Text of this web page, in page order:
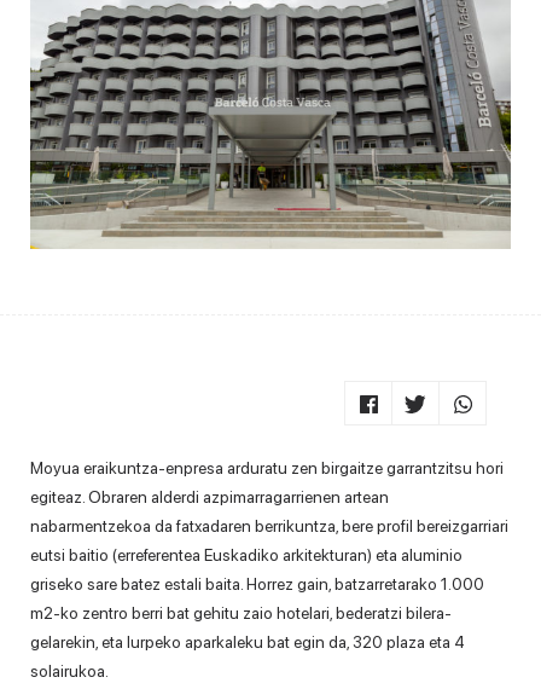
Moyua eraikuntza-enpresa arduratu zen birgaitze garrantzitsu hori
egiteaz. Obraren alderdi azpimarragarrienen artean
nabarmentzekoa da fatxadaren berrikuntza, bere profil bereizgarriari
eutsi baitio (erreferentea Euskadiko arkitekturan) eta aluminio
griseko sare batez estali baita. Horrez gain, batzarretarako 1.000
m2-ko zentro berri bat gehitu zaio hotelari, bederatzi bilera-
gelarekin, eta lurpeko aparkaleku bat egin da, 320 plaza eta 4
solairukoa.